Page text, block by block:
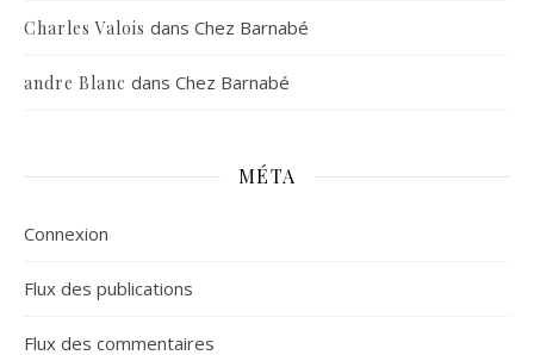
Charles Valois dans Chez Barnabé
andre Blanc dans Chez Barnabé
MÉTA
Connexion
Flux des publications
Flux des commentaires